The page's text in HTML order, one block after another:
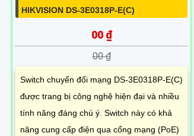
HIKVISION DS-3E0318P-E(C)
00 ₫
00 ₫
Switch chuyển đổi mạng DS-3E0318P-E(C)
được trang bị công nghệ hiện đại và nhiều
tính năng đáng chú ý. Switch này có khả
năng cung cấp điện qua cổng mạng (PoE)